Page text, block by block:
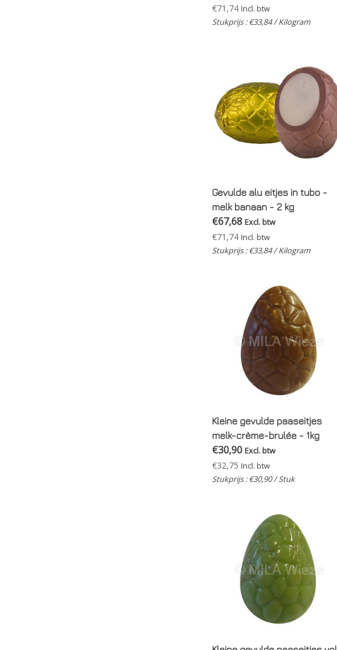
€71,74 Incl. btw
Stukprijs : €33,84 / Kilogram
Gevulde alu eitjes in tubo -
melk banaan - 2 kg
€67,68 Excl. btw
€71,74 Incl. btw
Stukprijs : €33,84 / Kilogram
Kleine gevulde paaseitjes
melk-crème-brulée - 1kg
€30,90 Excl. btw
€32,75 Incl. btw
Stukprijs : €30,90 / Stuk